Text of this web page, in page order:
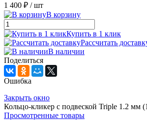
1 400 ₽ / шт
В корзину
Купить в 1 клик
Рассчитать
В наличии
Поделиться
Ошибка
Закрыть окно
Кольцо-кликер с подвеской Triple 1.2 мм
Просмотренные товары